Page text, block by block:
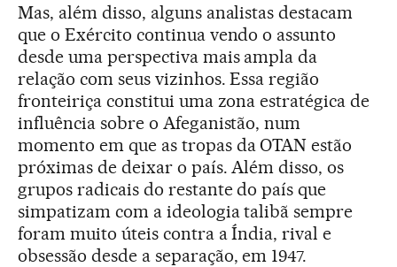
Mas, além disso, alguns analistas destacam
que o Exército continua vendo o assunto
desde uma perspectiva mais ampla da
relação com seus vizinhos. Essa região
fronteiriça constitui uma zona estratégica de
influência sobre o Afeganistão, num
momento em que as tropas da OTAN estão
próximas de deixar o país. Além disso, os
grupos radicais do restante do país que
simpatizam com a ideologia talibã sempre
foram muito úteis contra a Índia, rival e
obsessão desde a separação, em 1947.